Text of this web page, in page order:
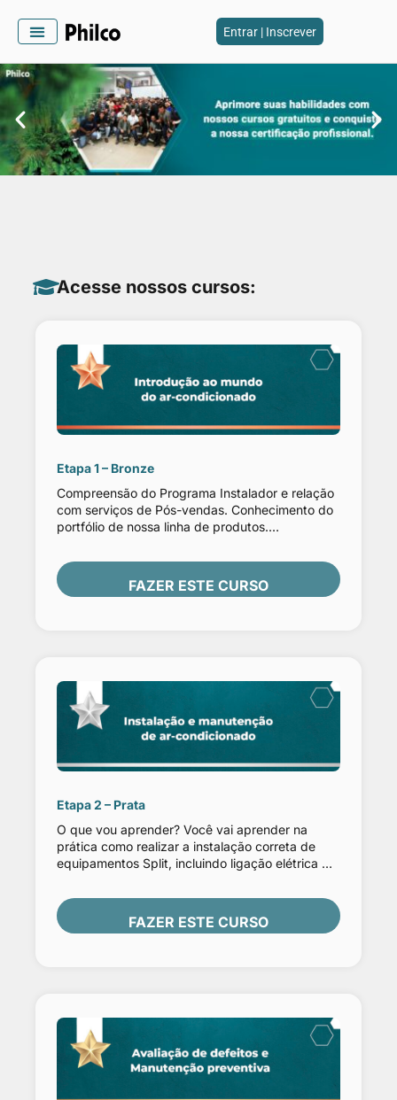
Entrar | Inscrever
Acesse nossos cursos:
Etapa 1 – Bronze
Compreensão do Programa Instalador e relação
com serviços de Pós-vendas. Conhecimento do
portfólio de nossa linha de produtos.
refrigeração, tal como componentes e
ferramentas aplicadas. Dimensionamento de
carga térmica para ambientes.
FAZER ESTE CURSO
Etapa 2 – Prata
O que vou aprender? Você vai aprender na
prática como realizar a instalação correta de
equipamentos Split, incluindo ligação elétrica …
FAZER ESTE CURSO